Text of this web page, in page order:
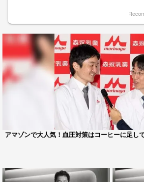
アマゾンで大人気！血圧対策はコーヒーに足し